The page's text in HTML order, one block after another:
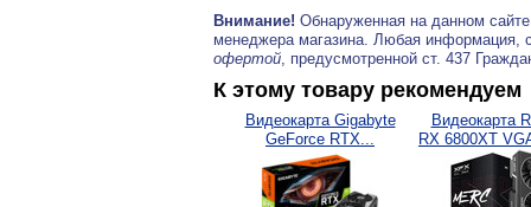
Внимание! Обнаруженная на данном
менеджера магазина. Любая информация,
офертой, предусмотренной ст. 437
К этому товару рекомендуем
Видеокарта Gigabyte
GeForce RTX...
Видеокарта
RX 6800XT